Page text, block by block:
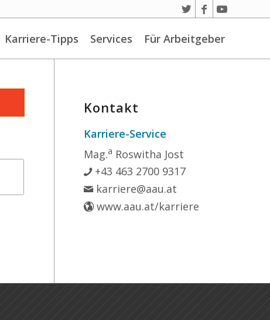
Karriere-Tipps Services Für Arbeitgeber
Kontakt
Karriere-Service
Mag.a Roswitha Jost
+43 463 2700 9317
karriere@aau.at
www.aau.at/karriere